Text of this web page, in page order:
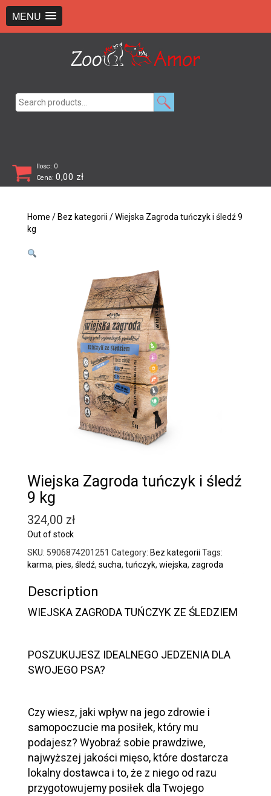
MENU
Ilosc: 0
Cena: 0,00 zł
Home / Bez kategorii / Wiejska Zagroda tuńczyk i śledź 9
kg
Wiejska Zagroda tuńczyk i śledź
9 kg
324,00 zł
Out of stock
SKU: 5906874201251 Category: Bez kategorii Tags:
karma, pies, śledź, sucha, tuńczyk, wiejska, zagroda
Description
WIEJSKA ZAGRODA TUŃCZYK ZE ŚLEDZIEM
POSZUKUJESZ IDEALNEGO JEDZENIA DLA
SWOJEGO PSA?
Czy wiesz, jaki wpływ na jego zdrowie i
samopoczucie ma posiłek, który mu
podajesz? Wyobraź sobie prawdziwe,
najwyższej jakości mięso, które dostarcza
lokalny dostawca i to, że z niego od razu
przygotowujemy posiłek dla Twojego